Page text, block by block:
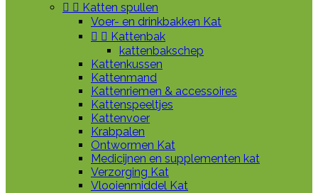
  Katten spullen
Voer- en drinkbakken Kat
  Kattenbak
kattenbakschep
Kattenkussen
Kattenmand
Kattenriemen & accessoires
Kattenspeeltjes
Kattenvoer
Krabpalen
Ontwormen Kat
Medicijnen en supplementen kat
Verzorging Kat
Vlooienmiddel Kat